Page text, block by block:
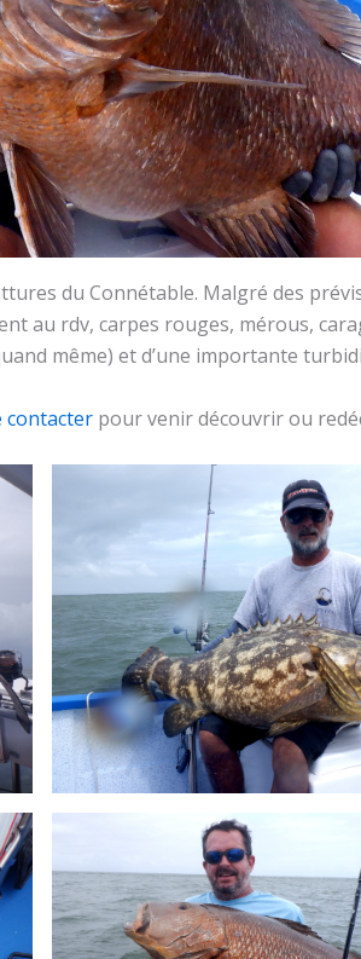
du Connétable. Malgré des
au rdv, carpes rouges, mérous,
même) et d’une importante
contacter pour venir découvrir ou